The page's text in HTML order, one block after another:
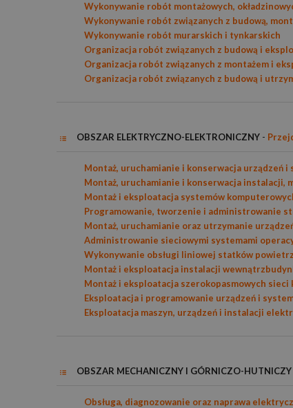
Wykonywanie robót montażowych,
Wykonywanie robót związanych z budową,
Wykonywanie robót murarskich i tynkarskich
Organizacja robót związanych z budową i
Organizacja robót związanych z montażem i
Organizacja robót związanych z budową i
OBSZAR ELEKTRYCZNO-ELEKTRONICZNY -
Montaż, uruchamianie i konserwacja urządzeń
Montaż, uruchamianie i konserwacja instalacji,
Montaż i eksploatacja systemów
Programowanie, tworzenie i administrowanie
Montaż, uruchamianie oraz utrzymanie
Administrowanie sieciowymi systemami
Wykonywanie obsługi liniowej statków
Montaż i eksploatacja instalacji
Montaż i eksploatacja szerokopasmowych sieci
Eksploatacja i programowanie urządzeń i
Eksploatacja maszyn, urządzeń i instalacji
OBSZAR MECHANICZNY I GÓRNICZO-HUTNICZY
Obsługa, diagnozowanie oraz naprawa